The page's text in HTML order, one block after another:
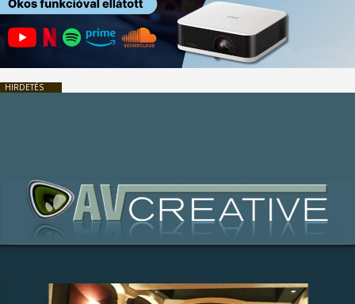
HIRDETÉS